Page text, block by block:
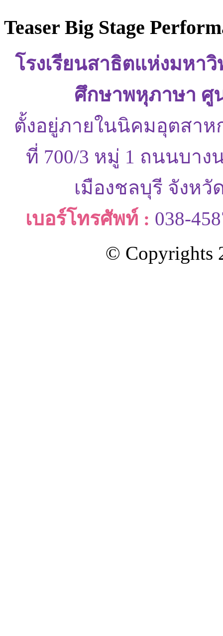
Teaser Big Stage
โรงเรียนสาธิตแห่งมหา
ศึกษาพหุภาษา
ตั้งอยู่ภายในนิคมอุตสา
ที่ 700/3 หมู่ 1 ถนนบา
เมืองชลบุรี จังห
© Copyrights